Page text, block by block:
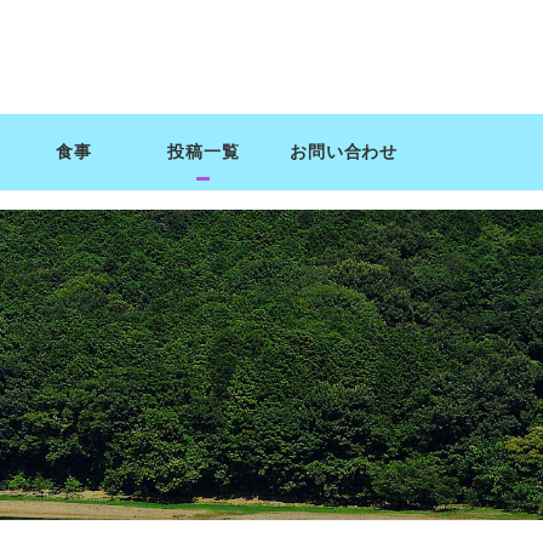
食事 投稿一覧 お問い合わせ